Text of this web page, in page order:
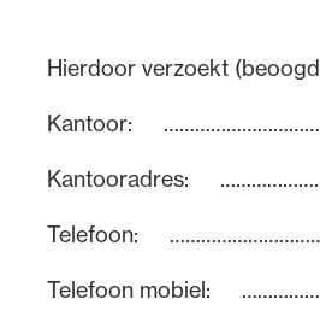
Hierdoor verzoekt
Kantoor:
Kantooradres:
Telefoon:
Telefoon mobiel: